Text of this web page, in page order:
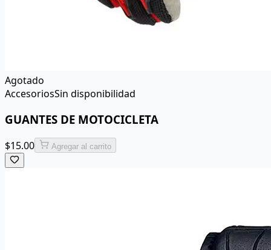
Agotado
AccesoriosSin disponibilidad
GUANTES DE MOTOCICLETA
$15.00 Agregar al carrito